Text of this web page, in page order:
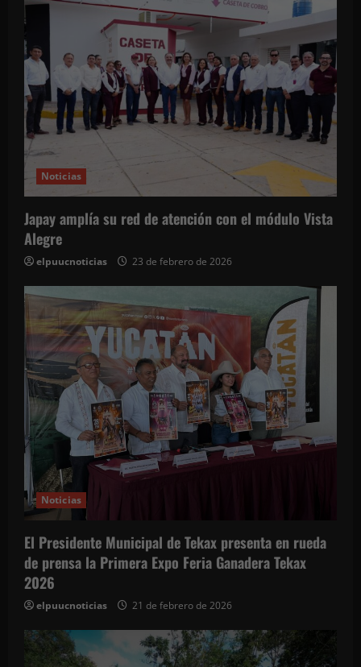
i
ó
n
d
e
e
n
t
r
a
d
a
s
Noticias
Japay amplía su red de atención con el módulo Vista
Alegre
elpuucnoticias 23 de febrero de 2026
Noticias
El Presidente Municipal de Tekax presenta en rueda
de prensa la Primera Expo Feria Ganadera Tekax
2026
elpuucnoticias 21 de febrero de 2026